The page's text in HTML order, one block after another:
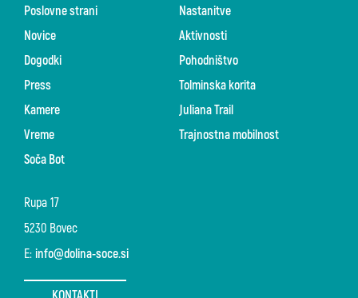
Rupa 17
5230 Bovec
E: info@dolina-soce.si
Poslovne strani
Novice
Dogodki
Press
Kamere
Vreme
Soča Bot
Nastanitve
Aktivnosti
Pohodništvo
Tolminska korita
Juliana Trail
Trajnostna mobilnost